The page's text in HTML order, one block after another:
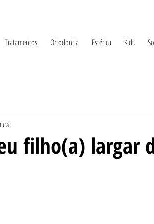
Tratamentos Ortodontia Estética Kids
filho(a) largar